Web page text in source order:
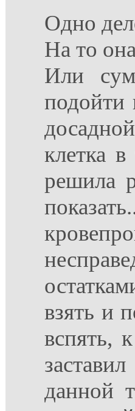
Одно
На то
Или
подойти
клетка
решила
взять и
вспять,
данной